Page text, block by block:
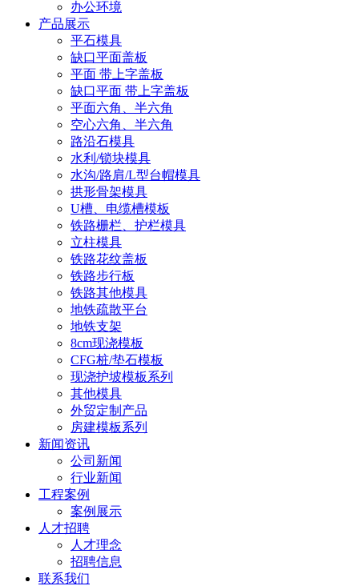
办公环境
产品展示
平石模具
缺口平面盖板
平面 带上字盖板
缺口平面 带上字盖板
平面六角、半六角
空心六角、半六角
路沿石模具
水利/锁块模具
水沟/路肩/L型台帽模具
拱形骨架模具
U槽、电缆槽模板
铁路栅栏、护栏模具
立柱模具
铁路花纹盖板
铁路步行板
铁路其他模具
地铁疏散平台
地铁支架
8cm现浇模板
CFG桩/垫石模板
现浇护坡模板系列
其他模具
外贸定制产品
房建模板系列
新闻资讯
公司新闻
行业新闻
工程案例
案例展示
人才招聘
人才理念
招聘信息
联系我们